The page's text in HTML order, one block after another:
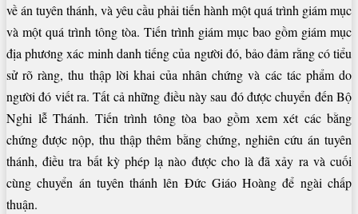
về án tuyên thánh, và yêu cầu phải tiến hành một quá trình giám mục
và một quá trình tông tòa. Tiến trình giám mục bao gồm giám mục
địa phương xác minh danh tiếng của người đó, bảo đảm rằng có tiểu
sử rõ ràng, thu thập lời khai của nhân chứng và các tác phẩm do
người đó viết ra. Tất cả những điều này sau đó được chuyển đến Bộ
Nghi lễ Thánh. Tiến trình tông tòa bao gồm xem xét các bằng
chứng được nộp, thu thập thêm bằng chứng, nghiên cứu án tuyên
thánh, điều tra bất kỳ phép lạ nào được cho là đã xảy ra và cuối
cùng chuyển án tuyên thánh lên Đức Giáo Hoàng để ngài chấp
thuận.